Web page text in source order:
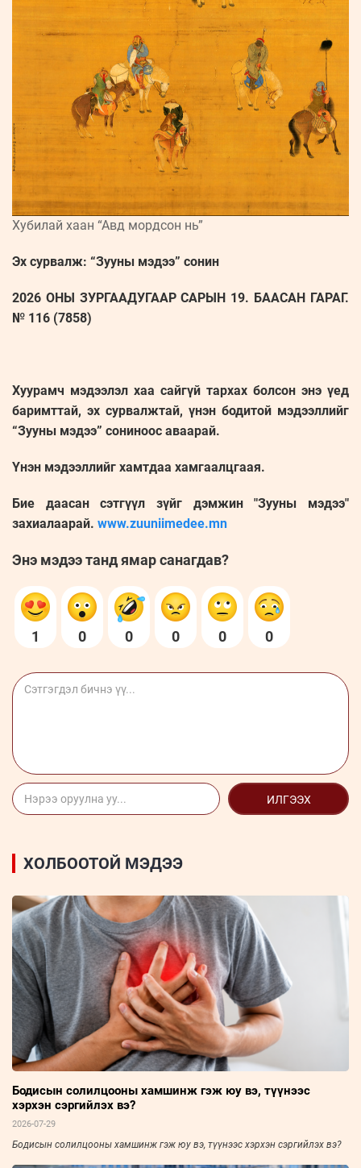
Хубилай хаан “Авд мордсон нь”
Эх сурвалж: “Зууны мэдээ” сонин
2026 ОНЫ ЗУРГААДУГААР САРЫН 19. БААСАН ГАРАГ.
№ 116 (7858)
Хуурамч мэдээлэл хаа сайгүй тархах болсон энэ үед
баримттай, эх сурвалжтай, үнэн бодитой мэдээллийг
“Зууны мэдээ” сониноос аваарай.
Үнэн мэдээллийг хамтдаа хамгаалцгаая.
Бие даасан сэтгүүл зүйг дэмжин "Зууны мэдээ"
захиалаарай. www.zuuniimedee.mn
Энэ мэдээ танд ямар санагдав?
1 0 0 0 0 0
ИЛГЭЭХ
ХОЛБООТОЙ МЭДЭЭ
Бодисын солилцооны хамшинж гэж юу вэ, түүнээс
хэрхэн сэргийлэх вэ?
2026-07-29
Бодисын солилцооны хамшинж гэж юу вэ, түүнээс хэрхэн сэргийлэх вэ?